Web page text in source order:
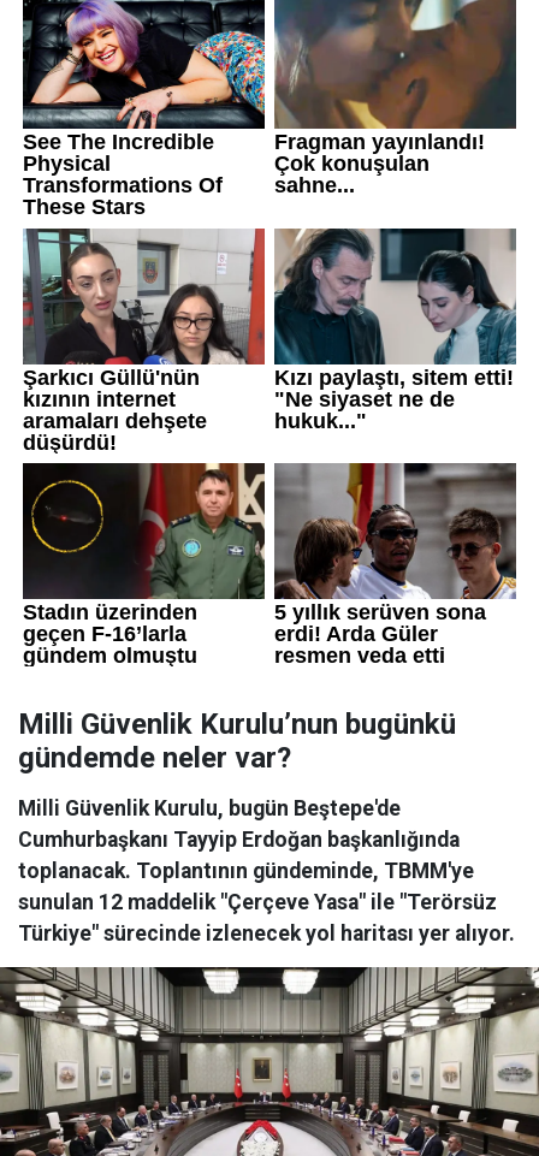
Milli Güvenlik Kurulu’nun bugünkü
gündemde neler var?
Milli Güvenlik Kurulu, bugün Beştepe'de
Cumhurbaşkanı Tayyip Erdoğan başkanlığında
toplanacak. Toplantının gündeminde, TBMM'ye
sunulan 12 maddelik "Çerçeve Yasa" ile "Terörsüz
Türkiye" sürecinde izlenecek yol haritası yer alıyor.